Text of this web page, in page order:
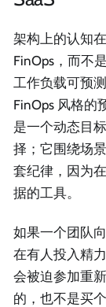
架构上的认知
FinOps，而不
工作负载可预
FinOps 风格的
是一个动态目
择；它围绕场
套纪律，因为
据的工具。
如果一个团队
在有人投入精
会被迫参加重
的，也不是买